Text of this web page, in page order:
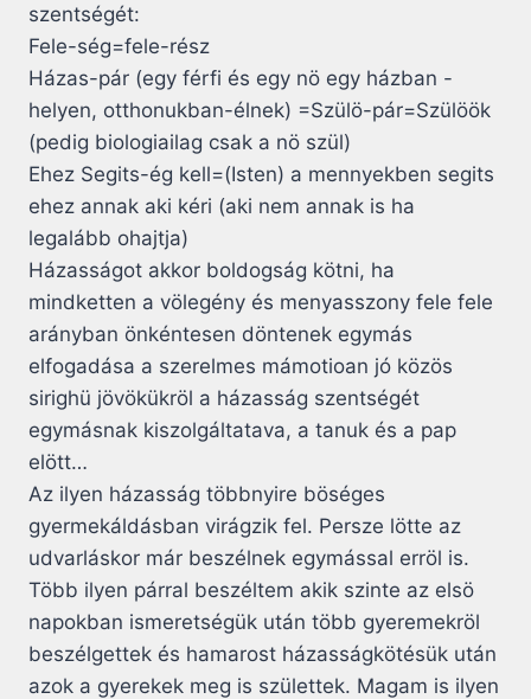
szentségét:
Fele-ség=fele-rész
Házas-pár (egy férfi és egy nö egy házban -
helyen, otthonukban-élnek) =Szülö-pár=Szülöök
(pedig biologiailag csak a nö szül)
Ehez Segits-ég kell=(Isten) a mennyekben segits
ehez annak aki kéri (aki nem annak is ha
legalább ohajtja)
Házasságot akkor boldogság kötni, ha
mindketten a völegény és menyasszony fele fele
arányban önkéntesen döntenek egymás
elfogadása a szerelmes mámotioan jó közös
sirighü jövökükröl a házasság szentségét
egymásnak kiszolgáltatava, a tanuk és a pap
elött…
Az ilyen házasság többnyire böséges
gyermekáldásban virágzik fel. Persze lötte az
udvarláskor már beszélnek egymással erröl is.
Több ilyen párral beszéltem akik szinte az elsö
napokban ismeretségük után több gyeremekröl
beszélgettek és hamarost házasságkötésük után
azok a gyerekek meg is születtek. Magam is ilyen